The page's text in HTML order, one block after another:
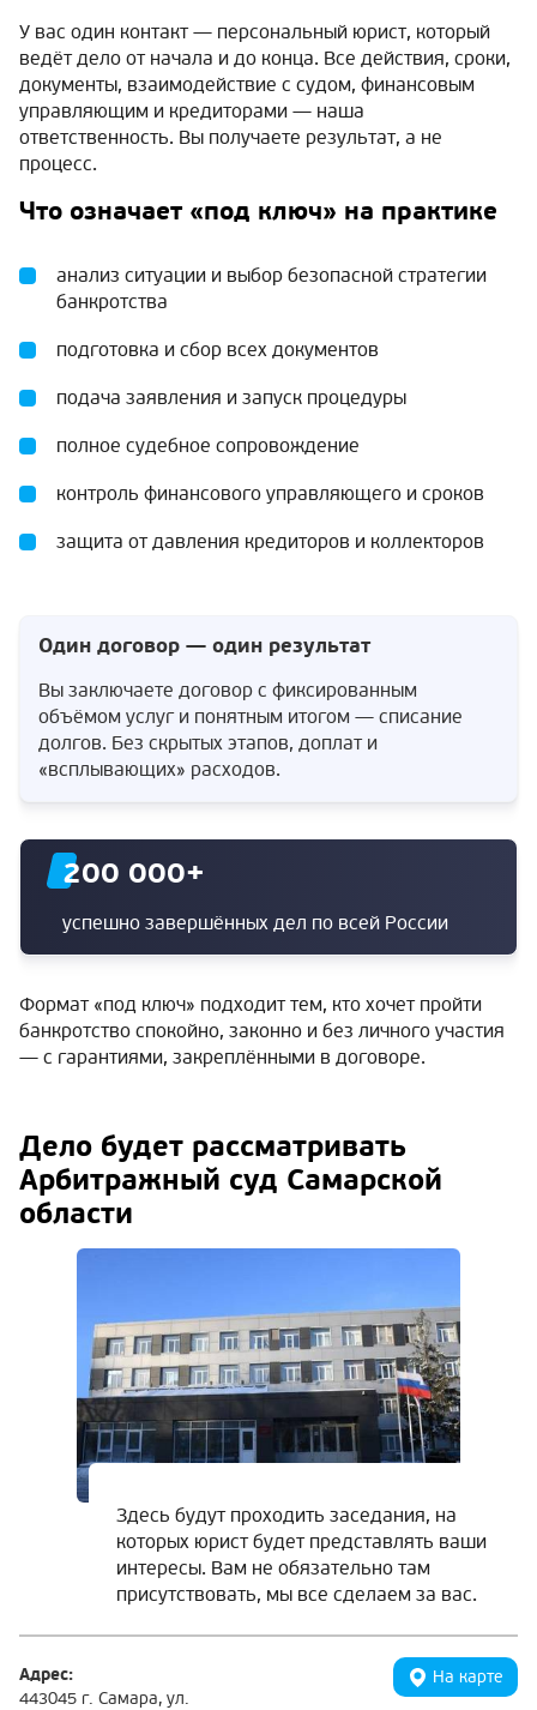
У вас один контакт — персональный юрист, который
ведёт дело от начала и до конца. Все действия, сроки,
документы, взаимодействие с судом, финансовым
управляющим и кредиторами — наша
ответственность. Вы получаете результат, а не
процесс.
Что означает «под ключ» на практике
анализ ситуации и выбор безопасной стратегии
банкротства
подготовка и сбор всех документов
подача заявления и запуск процедуры
полное судебное сопровождение
контроль финансового управляющего и сроков
защита от давления кредиторов и коллекторов
Один договор — один результат
Вы заключаете договор с фиксированным
объёмом услуг и понятным итогом — списание
долгов. Без скрытых этапов, доплат и
«всплывающих» расходов.
200 000+
успешно завершённых дел по всей России
Формат «под ключ» подходит тем, кто хочет пройти
банкротство спокойно, законно и без личного участия
— с гарантиями, закреплёнными в договоре.
Дело будет рассматривать
Арбитражный суд Самарской
области
Здесь будут проходить заседания, на
которых юрист будет представлять ваши
интересы. Вам не обязательно там
присутствовать, мы все сделаем за вас.
Адрес:
443045 г. Самара, ул.
На карте